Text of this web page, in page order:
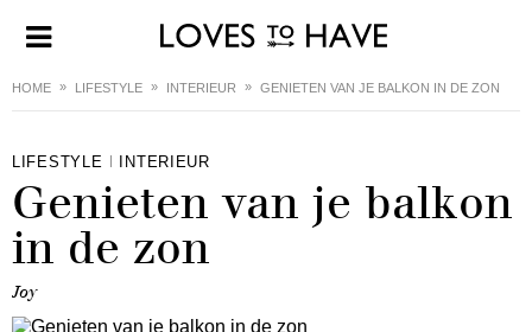
HOME LIFESTYLE INTERIEUR GENIETEN VAN JE BALKON IN DE ZON
LIFESTYLE INTERIEUR
Genieten van je balkon
in de zon
Joy